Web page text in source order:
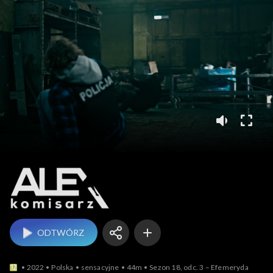
ODTWÓRZ
2022 Polska sensacyjne 44m Sezon 18, odc. 3 – Efemeryda